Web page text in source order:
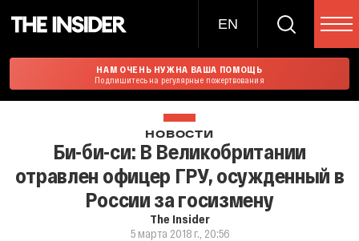
EN
НАМ ОЧЕНЬ НУЖНА ВАША ПОМОЩЬ
Подпишитесь на регулярные пожертвования
НОВОСТИ
Би-би-си: В Великобритании
отравлен офицер ГРУ, осужденный в
России за госизмену
The Insider
5 марта 2018 г., 20:56